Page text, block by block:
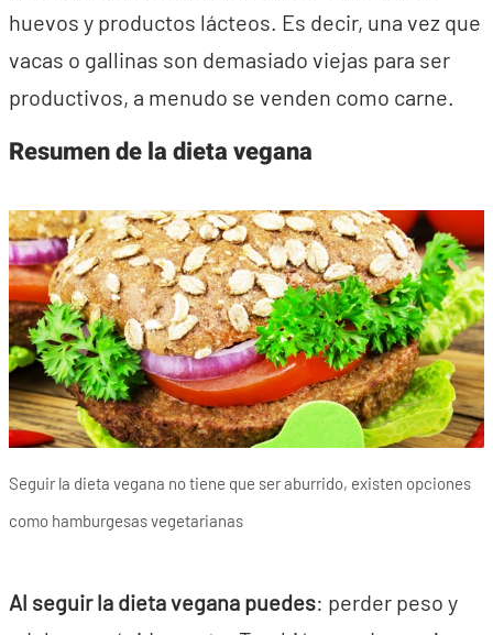
huevos y productos lácteos. Es decir, una vez que
vacas o gallinas son demasiado viejas para ser
productivos, a menudo se venden como carne.
Resumen de la dieta vegana
Seguir la dieta vegana no tiene que ser aburrido, existen opciones
como hamburgesas vegetarianas
Al seguir la dieta vegana puedes: perder peso y